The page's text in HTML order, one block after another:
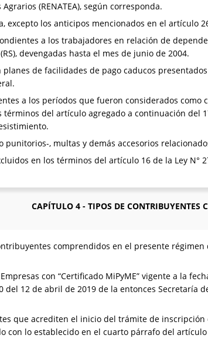
(RENATEA), según corresponda.
excepto los anticipos mencionados en el artículo
a los trabajadores en relación de
devengadas hasta el mes de junio de 2004.
planes de facilidades de pago caducos
a los períodos que fueron considerados
del artículo agregado a continuación del
punitorios-, multas y demás accesorios
en los términos del artículo 16 de la Ley N°
CAPÍTULO 4 - TIPOS DE CONTRIBUYENTES
comprendidos en el presente
con “Certificado MiPyME” vigente a la
del 12 de abril de 2019 de la entonces Secretaría
que acrediten el inicio del trámite de inscripción
con lo establecido en el cuarto párrafo del artículo